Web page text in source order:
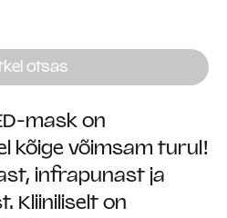
otsas
mask on
kõige võimsam turul!
infrapunast ja
Kliiniliselt on